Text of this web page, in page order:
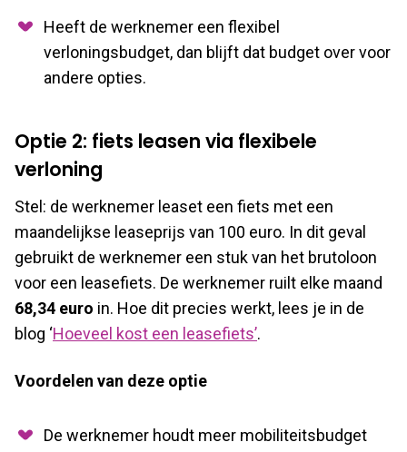
Heeft de werknemer een flexibel
verloningsbudget, dan blijft dat budget over voor
andere opties.
Optie 2: fiets leasen via flexibele
verloning
Stel: de werknemer leaset een fiets met een
maandelijkse leaseprijs van 100 euro. In dit geval
gebruikt de werknemer een stuk van het brutoloon
voor een leasefiets. De werknemer ruilt elke maand
68,34 euro in. Hoe dit precies werkt, lees je in de
blog ‘Hoeveel kost een leasefiets’.
Voordelen van deze optie
De werknemer houdt meer mobiliteitsbudget